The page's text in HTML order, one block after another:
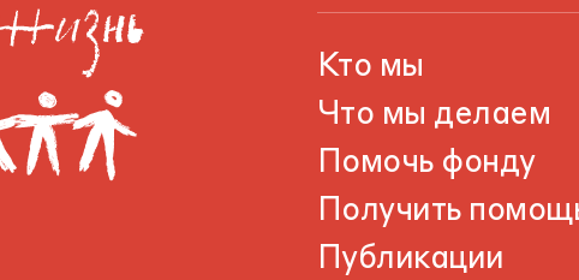
Кто мы
Что мы делаем
Помочь фонду
Получить
Публикации